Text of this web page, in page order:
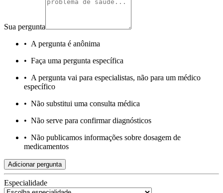
Sua pergunta
• A pergunta é anônima
• Faça uma pergunta específica
• A pergunta vai para especialistas, não para um médico
específico
• Não substitui uma consulta médica
• Não serve para confirmar diagnósticos
• Não publicamos informações sobre dosagem de
medicamentos
Adicionar pergunta
Especialidade